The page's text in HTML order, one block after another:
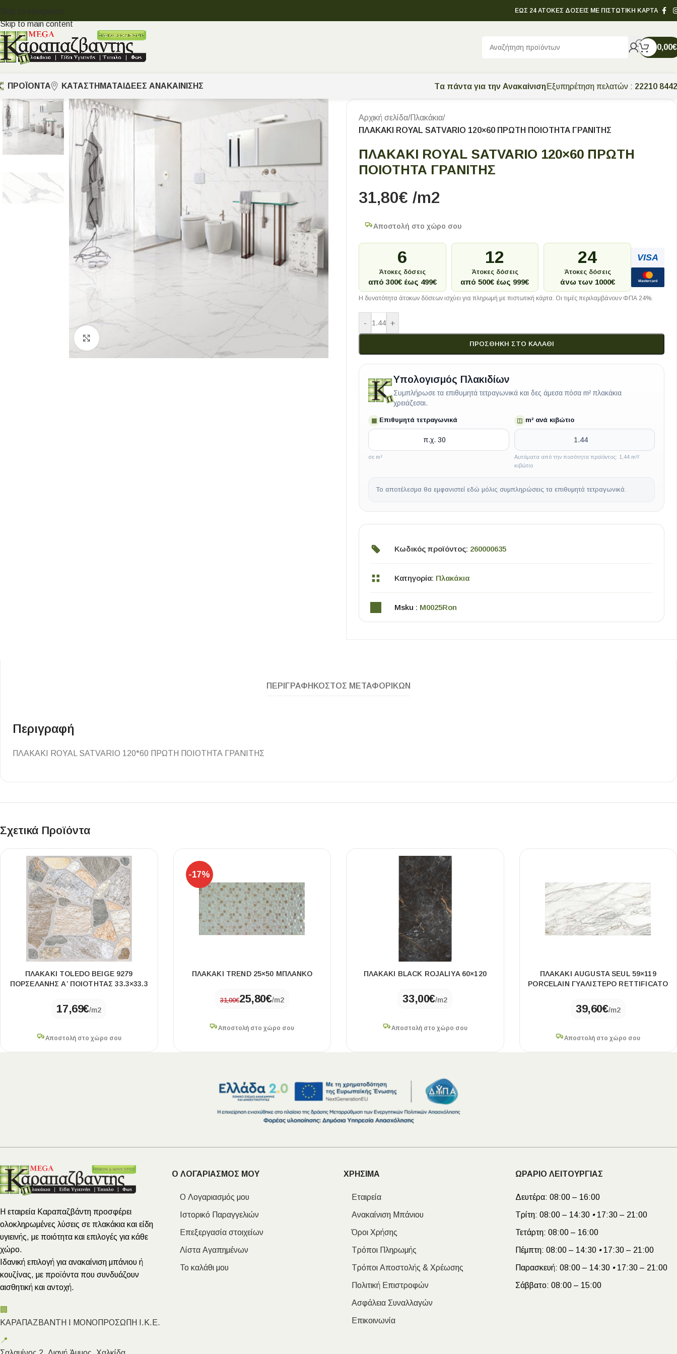
Skip to navigation
Skip to main content
ΕΩΣ 24 ΑΤΟΚΕΣ ΔΟΣΕΙΣ ΜΕ ΠΙΣΤΩΤΙΚΗ ΚΑΡΤΑ
0,00€
ΠΡΟΪΟΝΤΑ ΚΑΤΑΣΤΗΜΑΤΑ ΙΔΈΕΣ ΑΝΑΚΑΊΝΙΣΗΣ Tα πάντα για την Ανακαίνιση Εξυπηρέτηση πελατών : 22210
Αρχική σελίδα/Πλακάκια/
ΠΛΑΚΑΚΙ ROYAL SATVARIO 120×60 ΠΡΩΤΗ ΠΟΙΟΤΗΤΑ ΓΡΑΝΙΤΗΣ
ΠΛΑΚΑΚΙ ROYAL SATVARIO 120×60 ΠΡΩΤΗ
ΠΟΙΟΤΗΤΑ ΓΡΑΝΙΤΗΣ
31,80€ /m2
Αποστολή στο χώρο σου
6
Άτοκες δόσεις
από 300€ έως 499€
12
Άτοκες δόσεις
από 500€ έως 999€
24
Άτοκες δόσεις
άνω των 1000€
VISA
Mastercard
Η δυνατότητα άτοκων δόσεων ισχύει για πληρωμή με πιστωτική κάρτα. Οι τιμές περιλαμβάνουν ΦΠΑ 24%.
- +
ΠΡΟΣΘΉΚΗ ΣΤΟ ΚΑΛΆΘΙ
Υπολογισμός Πλακιδίων
Συμπλήρωσε τα επιθυμητά τετραγωνικά και δες άμεσα πόσα m² πλακάκια
χρειάζεσαι.
▦ Επιθυμητά τετραγωνικά
σε m²
◫ m² ανά κιβώτιο
Αυτόματα από την ποσότητα προϊόντος: 1,44 m²/
κιβώτιο
Το αποτέλεσμα θα εμφανιστεί εδώ μόλις συμπληρώσεις τα επιθυμητά τετραγωνικά.
Κωδικός προϊόντος: 260000635
Κατηγορία: Πλακάκια
Msku : M0025Ron
ΠΕΡΙΓΡΑΦΉ ΚΌΣΤΟΣ ΜΕΤΑΦΟΡΙΚΏΝ
Περιγραφή
ΠΛΑΚΑΚΙ ROYAL SATVARIO 120*60 ΠΡΩΤΗ ΠΟΙΟΤΗΤΑ ΓΡΑΝΙΤΗΣ
Σχετικά Προϊόντα
ΠΛΑΚΑΚΙ TOLEDO BEIGE 9279
ΠΟΡΣΕΛΑΝΗΣ Α’ ΠΟΙΟΤΗΤΑΣ 33.3×33.3
17,69€/m2
Αποστολή στο χώρο σου
-17%
ΠΛΑΚΑΚΙ TREND 25×50 ΜΠΛΑΝΚΟ
31,00€25,80€/m2
Αποστολή στο χώρο σου
ΠΛΑΚΑΚΙ BLACK ROJALIYA 60×120
33,00€/m2
Αποστολή στο χώρο σου
ΠΛΑΚΆΚΙ AUGUSTA SEUL 59×119
PORCELAIN ΓΥΑΛΙΣΤΕΡΌ RETTIFICATO
39,60€/m2
Αποστολή στο χώρο σου
Η εταιρεία Καραπαζβάντη προσφέρει
ολοκληρωμένες λύσεις σε πλακάκια και είδη
υγιεινής, με ποιότητα και επιλογές για κάθε
χώρο.
Ιδανική επιλογή για ανακαίνιση μπάνιου ή
κουζίνας, με προϊόντα που συνδυάζουν
αισθητική και αντοχή.
🏢
ΚΑΡΑΠΑΖΒΑΝΤΗ Ι ΜΟΝΟΠΡΟΣΩΠΗ Ι.Κ.Ε.
📍
Ο ΛΟΓΑΡΙΑΣΜΟΣ ΜΟΥ
Ο Λογαριασμός μου
Ιστορικό Παραγγελιών
Επεξεργασία στοιχείων
Λίστα Αγαπημένων
Το καλάθι μου
ΧΡΗΣΙΜΑ
Εταιρεία
Ανακαίνιση Μπάνιου
Όροι Χρήσης
Τρόποι Πληρωμής
Τρόποι Αποστολής & Χρέωσης
Πολιτική Επιστροφών
Ασφάλεια Συναλλαγών
Επικοινωνία
ΩΡΑΡΙΟ ΛΕΙΤΟΥΡΓΙΑΣ
Δευτέρα: 08:00 – 16:00
Τρίτη: 08:00 – 14:30 •17:30 – 21:00
Τετάρτη: 08:00 – 16:00
Πέμπτη: 08:00 – 14:30 •17:30 – 21:00
Παρασκευή: 08:00 – 14:30 •17:30 – 21:00
Σάββατο: 08:00 – 15:00